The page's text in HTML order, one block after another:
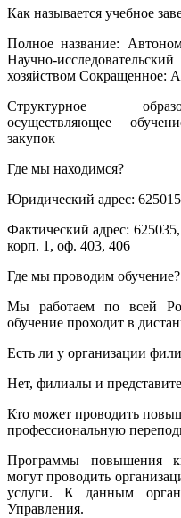
Как называется учебное
Полное название:
Научно-
хозяйством
Структурное
осуществляющее
закупок
Где мы находимся?
Юридический адрес:
Фактический адрес:
корп. 1, оф. 403, 406
Где мы проводим обучение?
Мы работаем по всей
обучение проходит в
Есть ли у организации
Нет, филиалы и
Кто может проводить
профессиональную
Программы повышения
могут проводить
услуги. К данным
Управления.